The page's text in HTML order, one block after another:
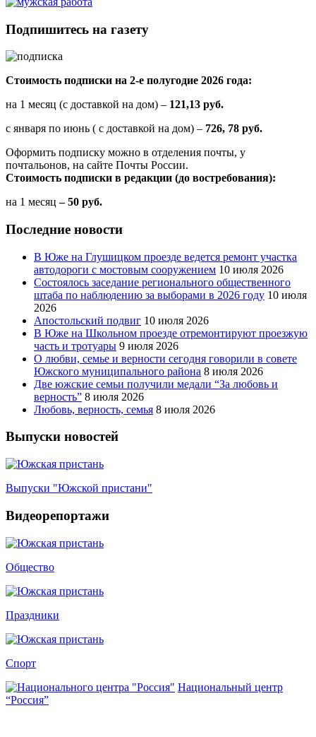
Подпишитесь на газету
Стоимость подписки на 2-е полугодие 2026 года:
на 1 месяц (с доставкой на дом) – 121,13 руб.
с января по июнь ( с доставкой на дом) – 726, 78 руб.
Оформить подписку можно в отделения почты, у
почтальонов, на сайте Почты России.
Стоимость подписки в редакции (до востребования):
на 1 месяц – 50 руб.
Последние новости
В Юже на Глушицком проезде ведется ремонт участка
автодороги с мостовым сооружением 10 июля 2026
Состоялось заседание регионального общественного
штаба по наблюдению за выборами в 2026 году 10 июля
2026
Апостольский подвиг 10 июля 2026
В Юже на Школьном проезде отремонтируют проезжую
часть и тротуары 9 июля 2026
О любви, семье и верности сегодня говорили в совете
Южского муниципального района 8 июля 2026
Две южские семьи получили медали “За любовь и
верность” 8 июля 2026
Любовь, верность, семья 8 июля 2026
Выпуски новостей
Выпуски "Южской пристани"
Видеорепортажи
Общество
Праздники
Спорт
Национальный центр
“Россия”